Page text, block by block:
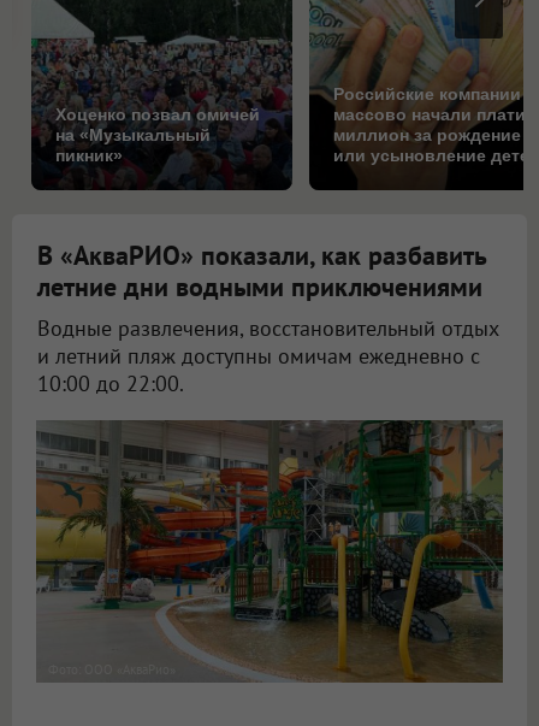
Хоценко позвал омичей
на «Музыкальный
пикник»
Российские компании
массово начали
миллион за рождение
или усыновление
Коснётся ли это
В «АкваРИО» показали, как разбавить
летние дни водными приключениями
Водные развлечения, восстановительный отдых
и летний пляж доступны омичам ежедневно с
10:00 до 22:00.